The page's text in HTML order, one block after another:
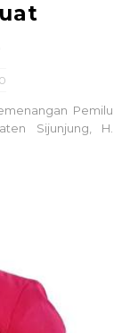
0
Pemilu
Sijunjung, H.